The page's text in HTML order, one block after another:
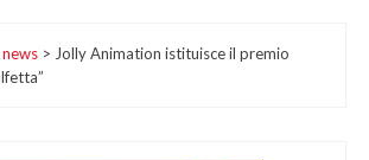
news > Jolly Animation istituisce il premio